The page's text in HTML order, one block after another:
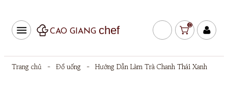
CAO GIANG chef 0
Trang chủ - Đồ uống - Hướng Dẫn Làm Trà Chanh Thái Xanh